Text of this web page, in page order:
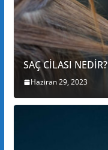
SAÇ CİLASI NEDİR?
Haziran 29, 2023